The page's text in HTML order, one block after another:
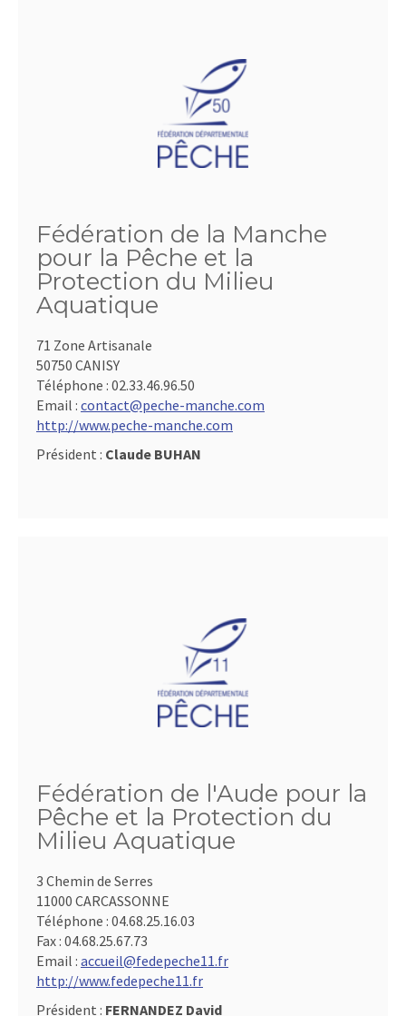
Fédération de la Manche
pour la Pêche et la
Protection du Milieu
Aquatique
71 Zone Artisanale
50750 CANISY
Téléphone : 02.33.46.96.50
Email : contact@peche-manche.com
http://www.peche-manche.com
Président : Claude BUHAN
Fédération de l'Aude pour la
Pêche et la Protection du
Milieu Aquatique
3 Chemin de Serres
11000 CARCASSONNE
Téléphone : 04.68.25.16.03
Fax : 04.68.25.67.73
Email : accueil@fedepeche11.fr
http://www.fedepeche11.fr
Président : FERNANDEZ David